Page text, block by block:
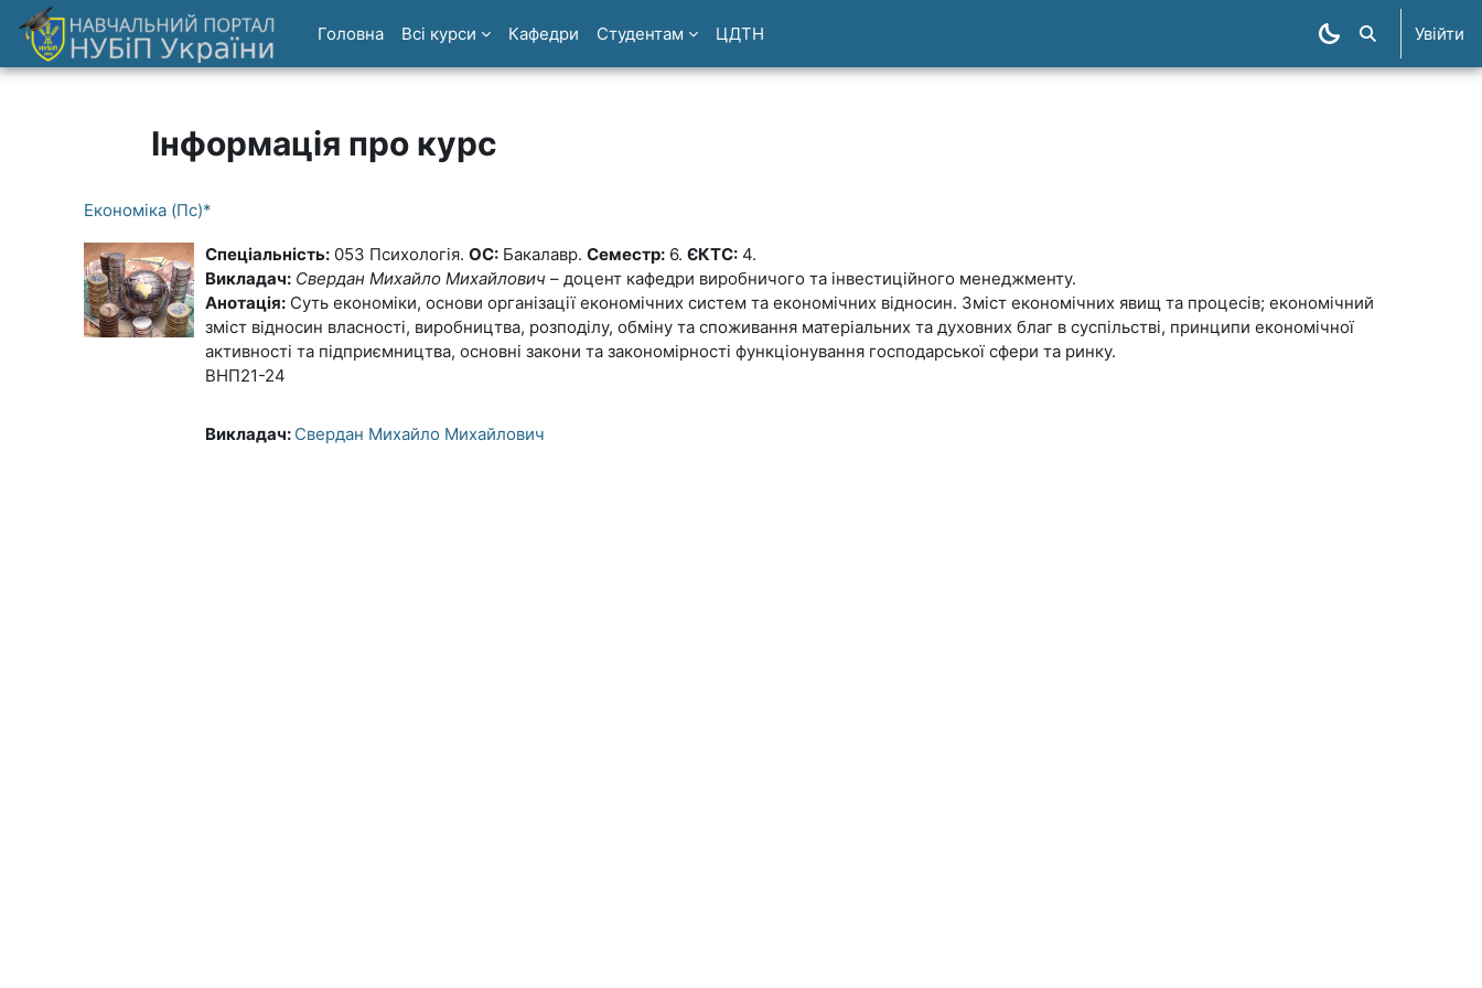
Перейти до головного вмісту
Головна
Всі курси Кафедри Студентам ЦДТН Пошук курсів
Увійти
Інформація про курс
Економіка (Пс)*
Спеціальність: 053 Психологія. ОС: Бакалавр. Семестр: 6. ЄКТС: 4.
Викладач: Свердан Михайло Михайлович – доцент кафедри виробничого та інвестиційного менеджменту.
Анотація: Суть економіки, основи організації економічних систем та економічних відносин. Зміст економічних явищ та процесів; економічний
зміст відносин власності, виробництва, розподілу, обміну та споживання матеріальних та духовних благ в суспільстві, принципи економічної
активності та підприємництва, основні закони та закономірності функціонування господарської сфери та ринку.
ВНП21-24
Викладач: Свердан Михайло Михайлович